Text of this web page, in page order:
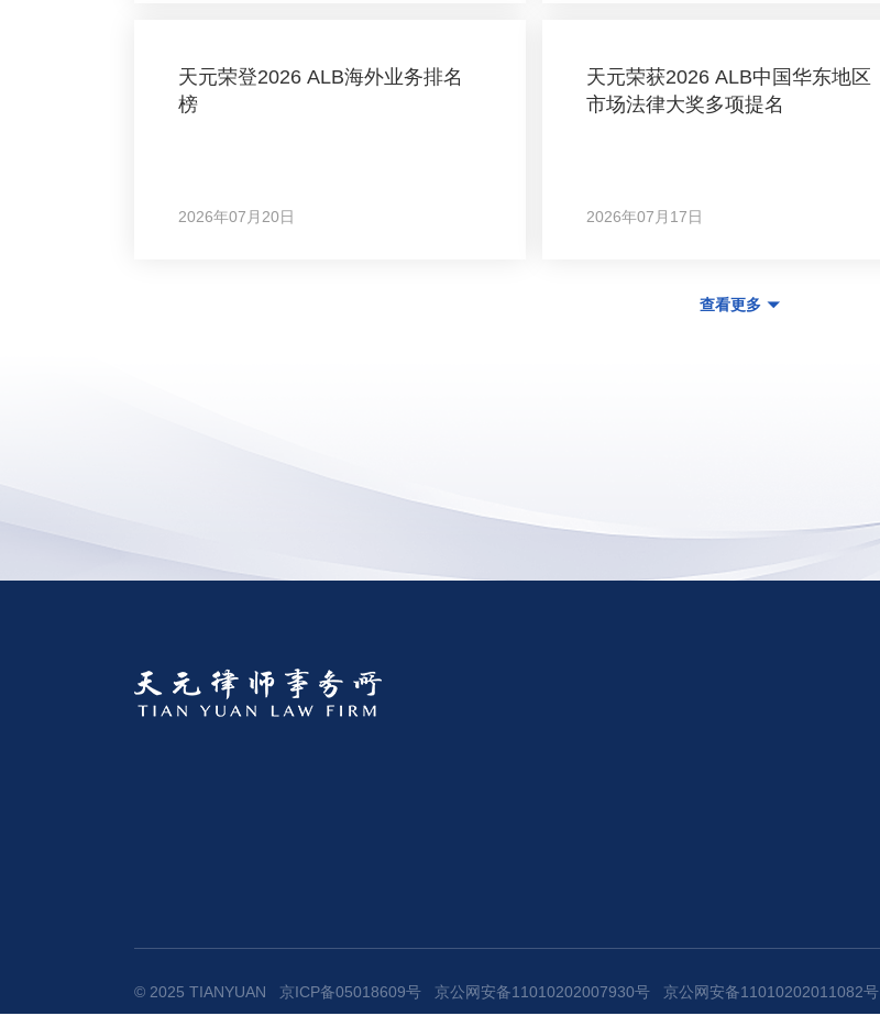
天元荣登2026 ALB海外业务排名
榜
2026年07月20日
天元荣获2026 ALB中国华东地区
市场法律大奖多项提名
2026年07月17日
查看更多
© 2025 TIANYUAN 京ICP备05018609号 京公网安备11010202007930号 京公网安备11010202011082号